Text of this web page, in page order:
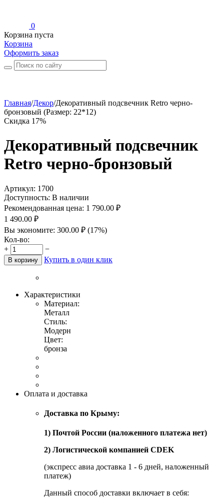
0
Корзина пуста
Корзина
Оформить заказ
Главная/Декор/Декоративный подсвечник Retro черно-
бронзовый (Размер: 22*12)
Скидка 17%
Декоративный подсвечник
Retro черно-бронзовый
Артикул: 1700
Доступность: В наличии
Рекомендованная цена: 1 790.00 ₽
1 490.00 ₽
Вы экономите: 300.00 ₽ (17%)
Кол-во:
+
−
В корзину Купить в один клик
Характеристики
Материал:
Металл
Стиль:
Модерн
Цвет:
бронза
Оплата и доставка
Доставка по Крыму:
1) Почтой России (наложенного платежа нет)
2) Логистической компанией CDEK
(экспресс авиа доставка 1 - 6 дней, наложенный
платеж)
Данный способ доставки включает в себя: